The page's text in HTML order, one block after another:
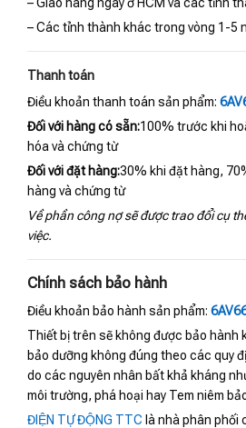
– Giao hàng ngay ở HCM và các tỉnh
– Các tỉnh thành khác trong vòng 1-5
Thanh toán
Điều khoản thanh toán sản phẩm:
Đối với hàng có sẵn:100% trước khi
hóa và chứng từ
Đối với đặt hàng:30% khi đặt hàng,
hàng và chứng từ
Về phần công nợ sẽ được trao đổi cụ
việc.
Chính sách bảo hành
Điều khoản bảo hành sản phẩm:
Thiết bị trên sẽ không được bảo hành
bảo dưỡng không đúng theo các quy
do các nguyên nhân bất khả kháng
môi trường, phá hoại hay Tem niêm
ĐIỆN TỰ ĐỘNG TTC là nhà phân phối